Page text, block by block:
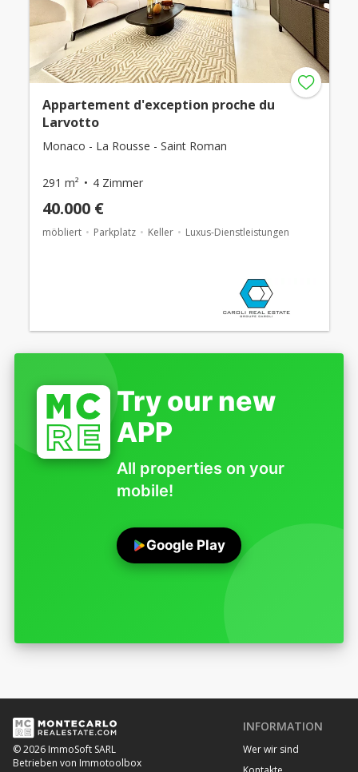
Appartement d'exception proche du
Larvotto
Monaco - La Rousse - Saint Roman
291 m² 4 Zimmer
40.000 €
möbliert Parkplatz Keller Luxus-Dienstleistungen
Try our new
APP
All properties on your
mobile!
Google Play
© 2026 ImmoSoft SARL
Betrieben von Immotoolbox
INFORMATION
Wer wir sind